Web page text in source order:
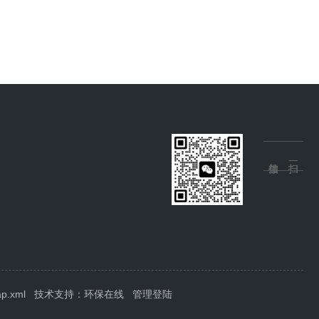
技术支持： 环保在线 管理登陆